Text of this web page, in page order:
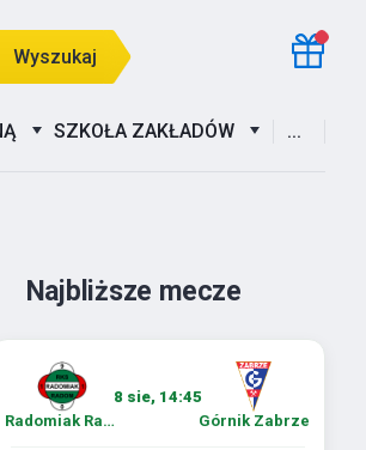
Wyszukaj
SZKOŁA ZAKŁADÓW ...
Najbliższe mecze
Radomiak Radom
8 sie, 14:45
Górnik Zabrze